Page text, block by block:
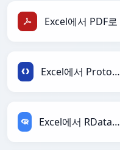
Excel에서 PDF로
Excel에서 Protobuf로
Excel에서 RDataFrame로